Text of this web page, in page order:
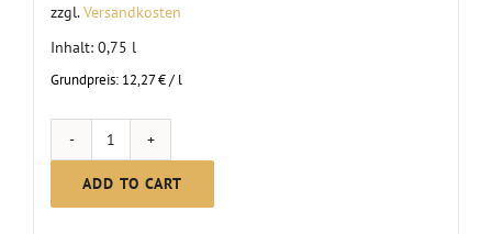
zzgl.Versandkosten
Inhalt: 0,75 l
Grundpreis: 12,27€/ l
MC
Blauer
Silvaner
ADD TO CART